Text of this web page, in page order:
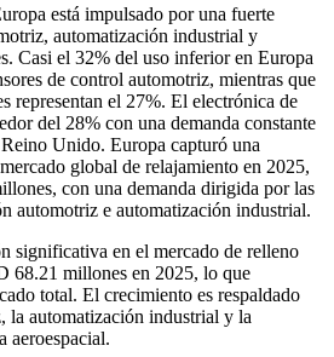
está impulsado por una fuerte
automatización industrial y
Casi el 32% del uso inferior en Europa
de control automotriz, mientras que
representan el 27%. El electrónica de
del 28% con una demanda constante
Unido. Europa capturó una
global de relajamiento en 2025,
con una demanda dirigida por las
automotriz e automatización industrial.
significativa en el mercado de relleno
68.21 millones en 2025, lo que
total. El crecimiento es respaldado
la automatización industrial y la
aeroespacial.